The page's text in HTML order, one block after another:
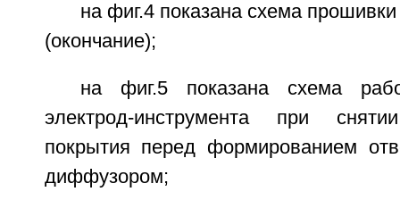
на фиг.4 показана схема прошивки
(окончание);
на фиг.5 показана схема
электрод-инструмента при
покрытия перед формированием
диффузором;